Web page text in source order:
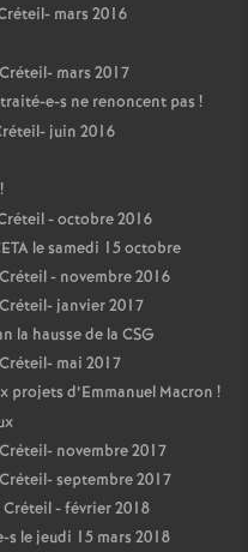
mars 2016
Créteil- mars 2017
e-s ne renoncent pas !
juin 2016
!
- octobre 2016
le samedi 15 octobre
Créteil - novembre 2016
Créteil- janvier 2017
la hausse de la CSG
Créteil- mai 2017
projets d’Emmanuel Macron !
Créteil- novembre 2017
Créteil- septembre 2017
Créteil - février 2018
le jeudi 15 mars 2018